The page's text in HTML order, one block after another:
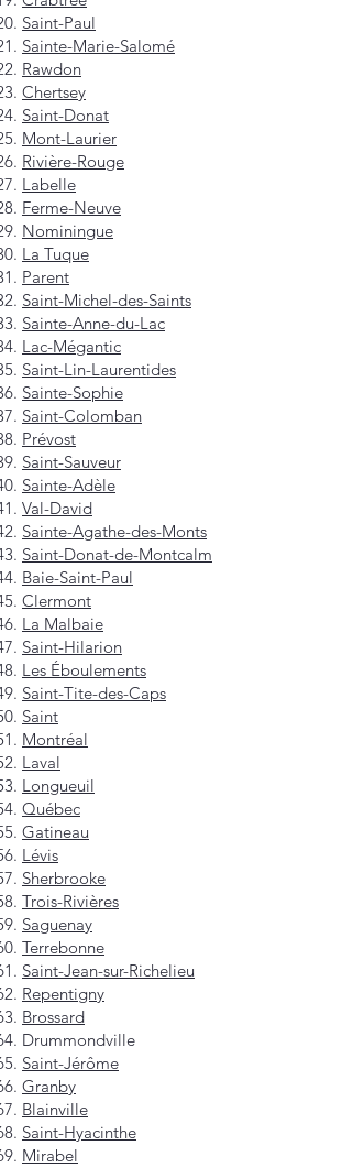
Saint-Paul
Sainte-Marie-Salomé
Rawdon
Chertsey
Saint-Donat
Mont-Laurier
Rivière-Rouge
Labelle
Ferme-Neuve
Nominingue
La Tuque
Parent
Saint-Michel-des-Saints
Sainte-Anne-du-Lac
Lac-Mégantic
Saint-Lin-Laurentides
Sainte-Sophie
Saint-Colomban
Prévost
Saint-Sauveur
Sainte-Adèle
Val-David
Sainte-Agathe-des-Monts
Saint-Donat-de-Montcalm
Baie-Saint-Paul
Clermont
La Malbaie
Saint-Hilarion
Les Éboulements
Saint-Tite-des-Caps
Saint
Montréal
Laval
Longueuil
Québec
Gatineau
Lévis
Sherbrooke
Trois-Rivières
Saguenay
Terrebonne
Saint-Jean-sur-Richelieu
Repentigny
Brossard
Drummondville
Saint-Jérôme
Granby
Blainville
Saint-Hyacinthe
Mirabel